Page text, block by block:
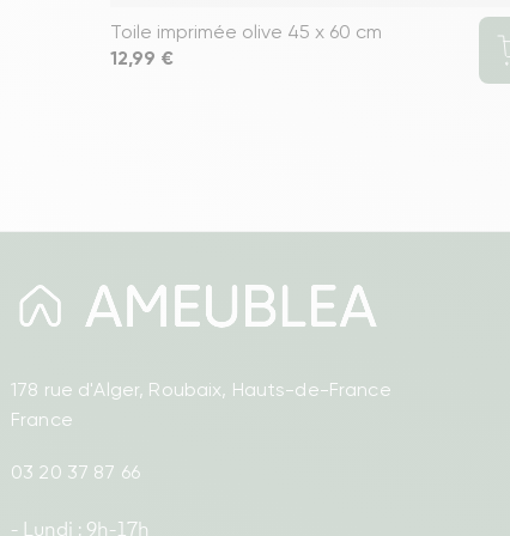
Toile imprimée olive 45 x 60 cm
Prix
12,99 €
178 rue d'Alger, Roubaix, Hauts-de-France
France
03 20 37 87 66
- Lundi : 9h-17h